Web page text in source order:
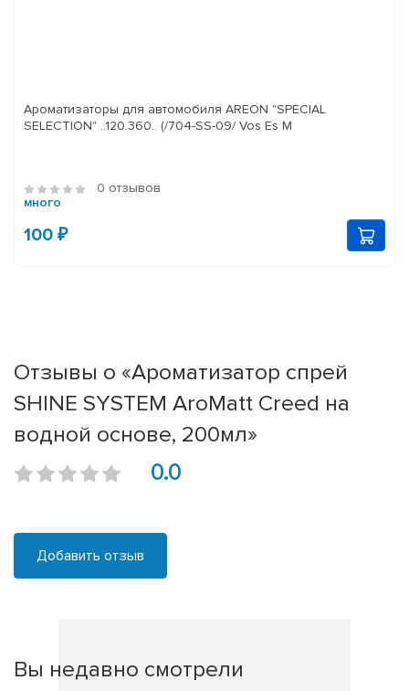
Ароматизаторы для автомобиля AREON "SPECIAL
SELECTION" ..120.360.. (/704-SS-09/ Vos Es M
0 отзывов
много
100 ₽
Отзывы о «Ароматизатор спрей
SHINE SYSTEM AroMatt Creed на
водной основе, 200мл»
0.0
Добавить отзыв
Вы недавно смотрели